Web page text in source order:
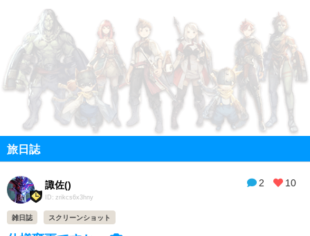
旅日誌
2 10
諏佐()
ID: zrikcs6x3hny
雑日誌 スクリーンショット